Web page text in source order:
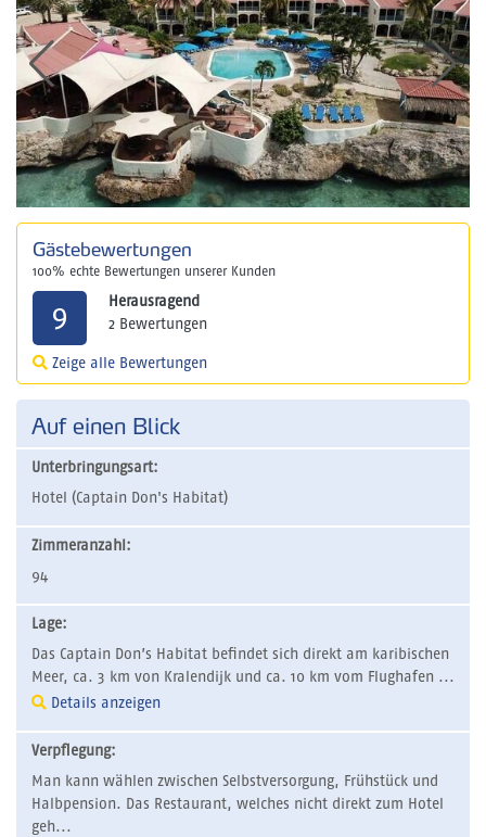
Gästebewertungen
100% echte Bewertungen unserer Kunden
9
Herausragend
2 Bewertungen
Zeige alle Bewertungen
Auf einen Blick
Unterbringungsart:
Hotel (Captain Don's Habitat)
Zimmeranzahl:
94
Lage:
Das Captain Don’s Habitat befindet sich direkt am karibischen
Meer, ca. 3 km von Kralendijk und ca. 10 km vom Flughafen ...
Details anzeigen
Verpflegung:
Man kann wählen zwischen Selbstversorgung, Frühstück und
Halbpension. Das Restaurant, welches nicht direkt zum Hotel
geh...